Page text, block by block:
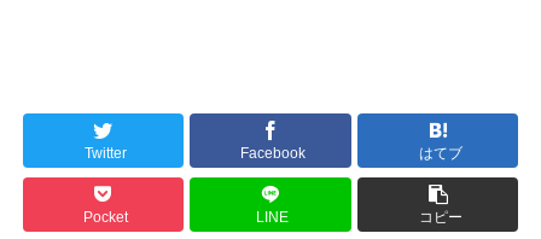
Twitter Facebook はてブ
Pocket LINE コピー